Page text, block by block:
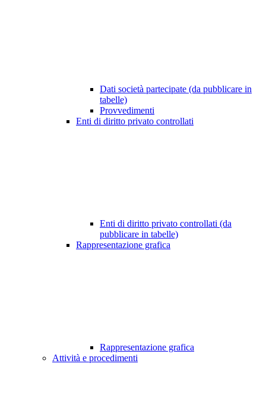
Dati società partecipate (da pubblicare in
tabelle)
Provvedimenti
Enti di diritto privato controllati
Enti di diritto privato controllati (da
pubblicare in tabelle)
Rappresentazione grafica
Rappresentazione grafica
Attività e procedimenti